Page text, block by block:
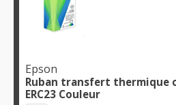
Epson
Ruban transfert thermique
ERC23 Couleur